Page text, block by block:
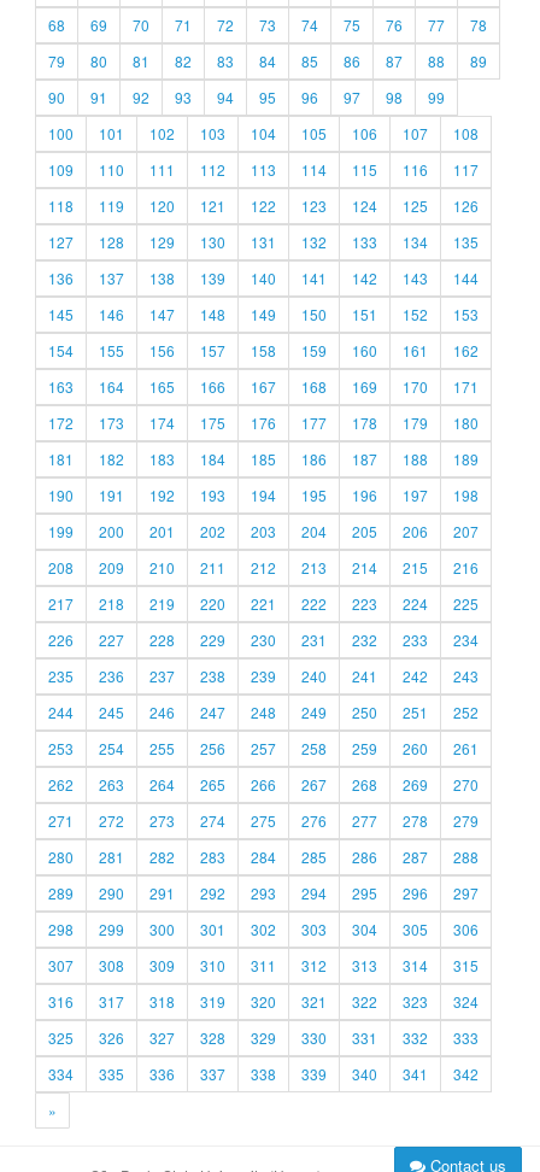
68
69 70 71 72 73 74 75 76 77
78
79
80 81 82 83 84 85 86 87 88
89
90
91 92 93 94 95 96 97 98
99
100
101 102 103 104 105 106 107
108
109
110 111 112 113 114 115 116
117
118
119 120 121 122 123 124 125
126
127
128 129 130 131 132 133 134
135
136
137 138 139 140 141 142 143
144
145
146 147 148 149 150 151 152
153
154
155 156 157 158 159 160 161
162
163
164 165 166 167 168 169 170
171
172
173 174 175 176 177 178 179
180
181
182 183 184 185 186 187 188
189
190
191 192 193 194 195 196 197
198
199
200 201 202 203 204 205 206
207
208
209 210 211 212 213 214 215
216
217
218 219 220 221 222 223 224
225
226
227 228 229 230 231 232 233
234
235
236 237 238 239 240 241 242
243
244
245 246 247 248 249 250 251
252
253
254 255 256 257 258 259 260
261
262
263 264 265 266 267 268 269
270
271
272 273 274 275 276 277 278
279
280
281 282 283 284 285 286 287
288
289
290 291 292 293 294 295 296
297
298
299 300 301 302 303 304 305
306
307
308 309 310 311 312 313 314
315
316
317 318 319 320 321 322 323
324
325
326 327 328 329 330 331 332
333
334
335 336 337 338 339 340 341
342
»
Contact us